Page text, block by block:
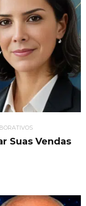
Suas Vendas